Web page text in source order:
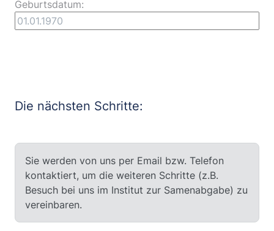
Geburtsdatum:
Die nächsten Schritte:
Sie werden von uns per Email bzw. Telefon
kontaktiert, um die weiteren Schritte (z.B.
Besuch bei uns im Institut zur Samenabgabe) zu
vereinbaren.